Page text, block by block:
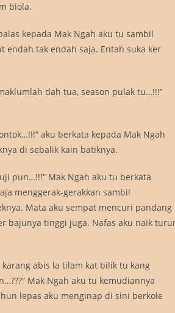
biola.
kepada Mak Ngah aku tu sambil
endah tak endah saja. Entah suka ker
dah tua, season pulak tu…!!!”
aku berkata kepada Mak Ngah
di sebalik kain batiknya.
pun…!!!” Mak Ngah aku tu berkata
menggerak-gerakkan sambil
Mata aku sempat mencuri pandang
bajunya tinggi juga. Nafas aku naik
karang abis la tilam kat bilik tu kang
Mak Ngah aku tu kemudiannya
lepas aku menginap di sini berkole